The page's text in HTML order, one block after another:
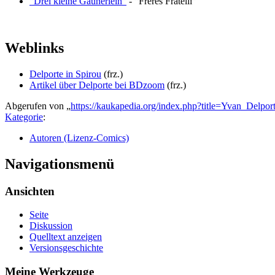
Weblinks
Delporte in Spirou (frz.)
Artikel über Delporte bei BDzoom (frz.)
Abgerufen von „https://kaukapedia.org/
Kategorie:
Autoren (Lizenz-Comics)
Navigationsmenü
Ansichten
Seite
Diskussion
Quelltext anzeigen
Versionsgeschichte
Meine Werkzeuge